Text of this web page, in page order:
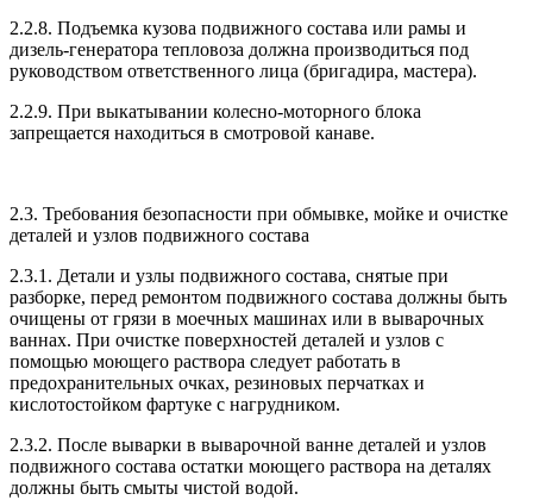
2.2.8. Подъемка кузова подвижного состава или рамы и
дизель-генератора тепловоза должна производиться под
руководством ответственного лица (бригадира, мастера).
2.2.9. При выкатывании колесно-моторного блока
запрещается находиться в смотровой канаве.
2.3. Требования безопасности при обмывке, мойке и очистке
деталей и узлов подвижного состава
2.3.1. Детали и узлы подвижного состава, снятые при
разборке, перед ремонтом подвижного состава должны быть
очищены от грязи в моечных машинах или в выварочных
ваннах. При очистке поверхностей деталей и узлов с
помощью моющего раствора следует работать в
предохранительных очках, резиновых перчатках и
кислотостойком фартуке с нагрудником.
2.3.2. После выварки в выварочной ванне деталей и узлов
подвижного состава остатки моющего раствора на деталях
должны быть смыты чистой водой.